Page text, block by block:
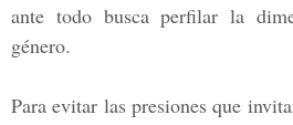
ante todo busca perfilar la
género.
Para evitar las presiones que